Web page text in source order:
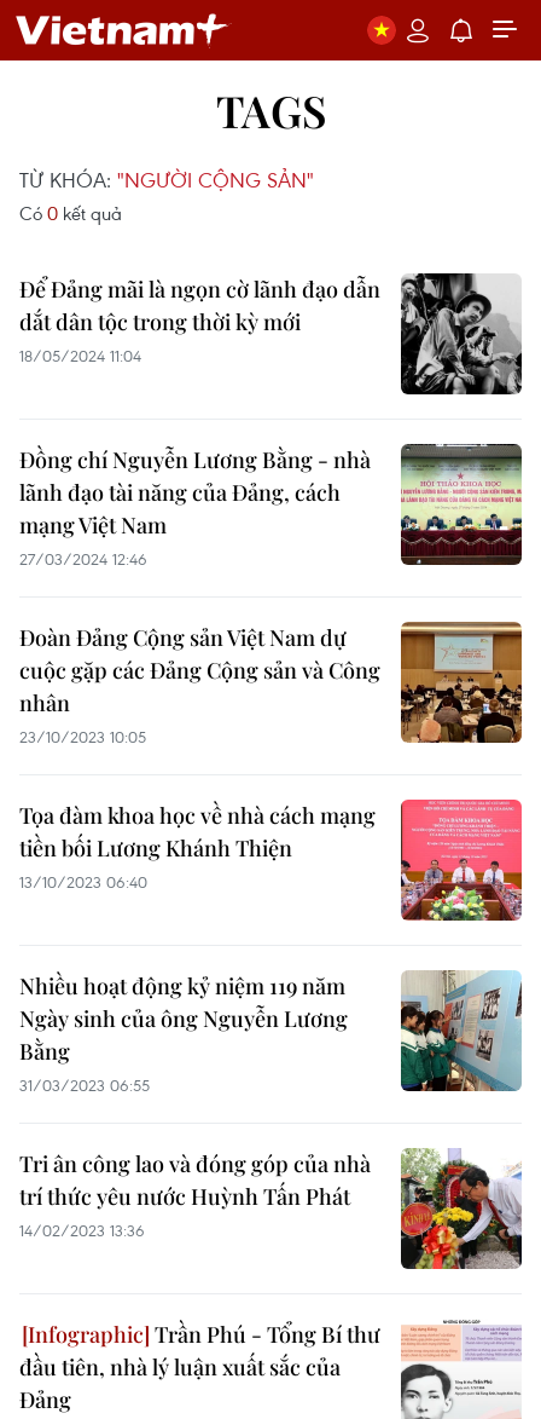
TAGS
TỪ KHÓA: "NGƯỜI CỘNG SẢN"
Có 0 kết quả
Để Đảng mãi là ngọn cờ lãnh đạo dẫn
dắt dân tộc trong thời kỳ mới
18/05/2024 11:04
Đồng chí Nguyễn Lương Bằng - nhà
lãnh đạo tài năng của Đảng, cách
mạng Việt Nam
27/03/2024 12:46
Đoàn Đảng Cộng sản Việt Nam dự
cuộc gặp các Đảng Cộng sản và Công
nhân
23/10/2023 10:05
Tọa đàm khoa học về nhà cách mạng
tiền bối Lương Khánh Thiện
13/10/2023 06:40
Nhiều hoạt động kỷ niệm 119 năm
Ngày sinh của ông Nguyễn Lương
Bằng
31/03/2023 06:55
Tri ân công lao và đóng góp của nhà
trí thức yêu nước Huỳnh Tấn Phát
14/02/2023 13:36
Trần Phú - Tổng Bí thư
đầu tiên, nhà lý luận xuất sắc của
Đảng